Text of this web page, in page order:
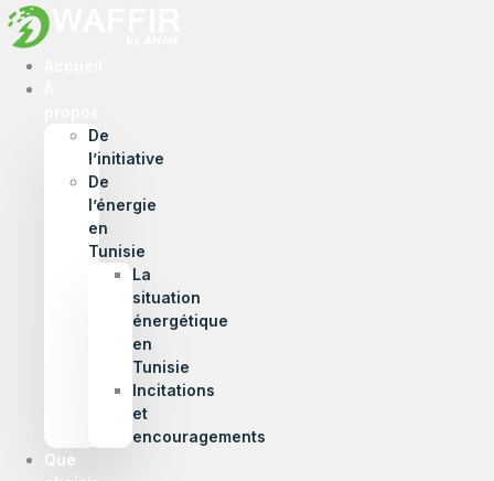
De
l’initiative
De
l’énergie
en
Tunisie
La
situation
énergétique
en
Tunisie
Incitations
et
encouragements
Que